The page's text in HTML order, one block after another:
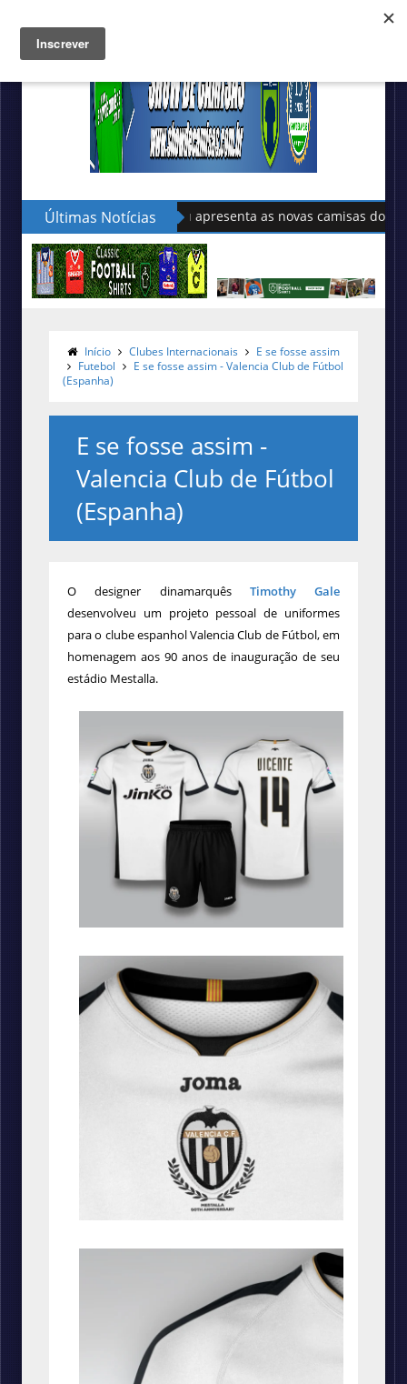
Últimas NotíciasSudu apresenta as novas camisas do País de Gales
Início Clubes Internacionais
E se fosse assim
Futebol
E se fosse assim - Valencia Club de Fútbol
(Espanha)
E se fosse assim -
Valencia Club de Fútbol
(Espanha)
O designer dinamarquês Timothy Gale
desenvolveu um projeto pessoal de uniformes
para o clube espanhol Valencia Club de Fútbol, em
homenagem aos 90 anos de inauguração de seu
estádio Mestalla.